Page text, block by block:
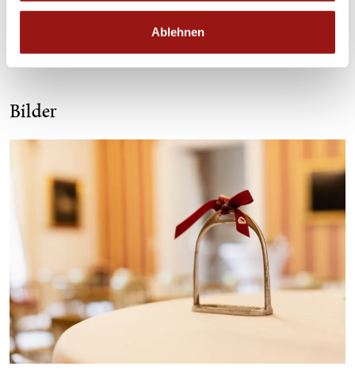
Ablehnen
JETZT ANFRAGEN
Bilder